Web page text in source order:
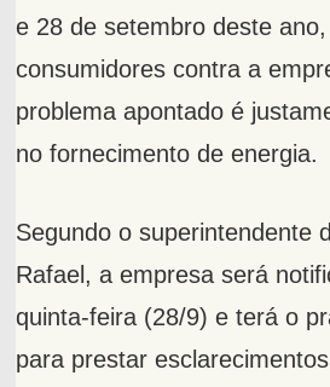
e 28 de setembro deste
consumidores contra a
problema apontado é
no fornecimento de energia.
Segundo o superintendente
Rafael, a empresa será
quinta-feira (28/9) e terá o
para prestar